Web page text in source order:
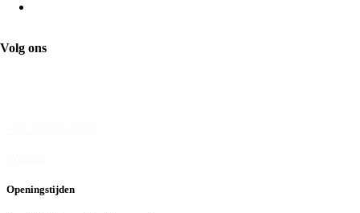
Bloembinderij Le Tournesol
Volg ons
Openingstijden